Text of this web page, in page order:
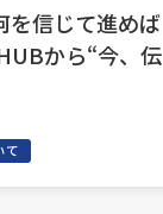
を信じて進めば
から“今、伝
て